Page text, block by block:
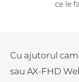
ce le
Cu ajutorul
sau AX-FHD